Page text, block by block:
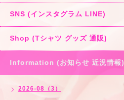
SNS (インスタグラム LINE)
Shop (Tシャツ グッズ 通販)
Information (お知らせ 近況情報)
2026-08（3）